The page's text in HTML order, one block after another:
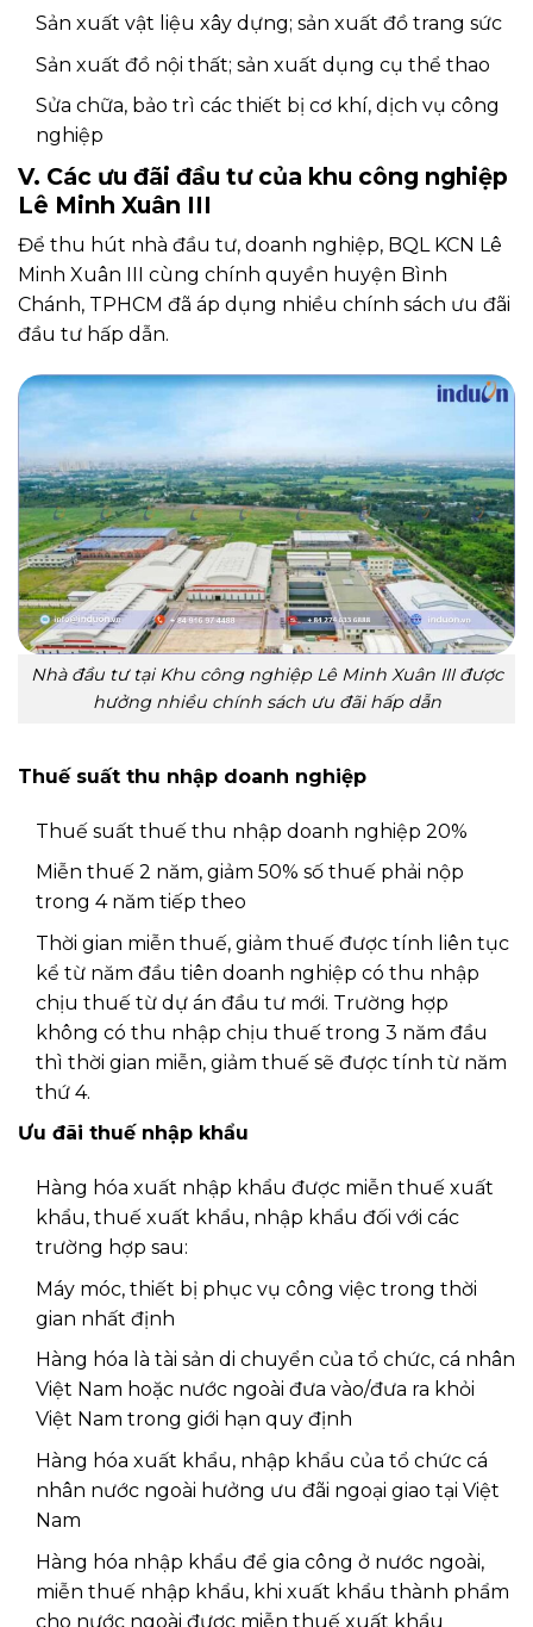
Sản xuất vật liệu xây dựng; sản xuất đồ trang sức
Sản xuất đồ nội thất; sản xuất dụng cụ thể thao
Sửa chữa, bảo trì các thiết bị cơ khí, dịch vụ công
nghiệp
V. Các ưu đãi đầu tư của khu công nghiệp
Lê Minh Xuân III
Để thu hút nhà đầu tư, doanh nghiệp, BQL KCN Lê
Minh Xuân III cùng chính quyền huyện Bình
Chánh, TPHCM đã áp dụng nhiều chính sách ưu đãi
đầu tư hấp dẫn.
Nhà đầu tư tại Khu công nghiệp Lê Minh Xuân III được
hưởng nhiều chính sách ưu đãi hấp dẫn
Thuế suất thu nhập doanh nghiệp
Thuế suất thuế thu nhập doanh nghiệp 20%
Miễn thuế 2 năm, giảm 50% số thuế phải nộp
trong 4 năm tiếp theo
Thời gian miễn thuế, giảm thuế được tính liên tục
kể từ năm đầu tiên doanh nghiệp có thu nhập
chịu thuế từ dự án đầu tư mới. Trường hợp
không có thu nhập chịu thuế trong 3 năm đầu
thì thời gian miễn, giảm thuế sẽ được tính từ năm
thứ 4.
Ưu đãi thuế nhập khẩu
Hàng hóa xuất nhập khẩu được miễn thuế xuất
khẩu, thuế xuất khẩu, nhập khẩu đối với các
trường hợp sau:
Máy móc, thiết bị phục vụ công việc trong thời
gian nhất định
Hàng hóa là tài sản di chuyển của tổ chức, cá nhân
Việt Nam hoặc nước ngoài đưa vào/đưa ra khỏi
Việt Nam trong giới hạn quy định
Hàng hóa xuất khẩu, nhập khẩu của tổ chức cá
nhân nước ngoài hưởng ưu đãi ngoại giao tại Việt
Nam
Hàng hóa nhập khẩu để gia công ở nước ngoài,
miễn thuế nhập khẩu, khi xuất khẩu thành phẩm
cho nước ngoài được miễn thuế xuất khẩu